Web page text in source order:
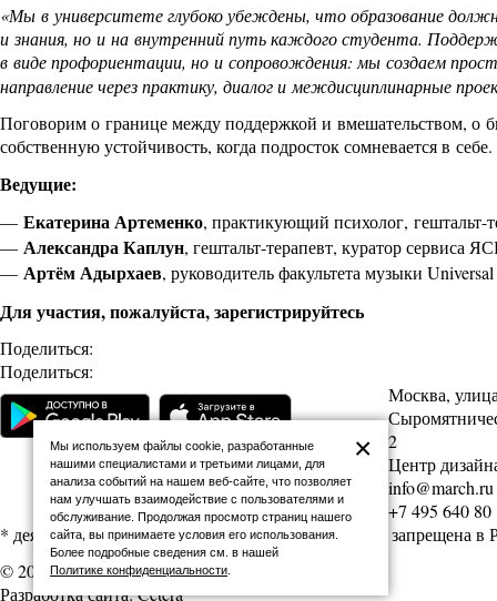
«Мы в университете глубоко убеждены, что образование
и знания, но и на внутренний путь каждого студента.
в виде профориентации, но и сопровождения: мы создаем
направление через практику, диалог и междисциплинарные
Поговорим о границе между поддержкой и вмешательством, о
собственную устойчивость, когда подросток сомневается в себе.
Ведущие:
— Екатерина Артеменко, практикующий психолог,
— Александра Каплун, гештальт-терапевт, куратор сервиса
— Артём Адырхаев, руководитель факультета музыки
Для участия, пожалуйста,зарегистрируйтесь
Поделиться:
Поделиться:
Москва,
2
Центр
info@march.ru
+7 495 640 80
* деятельность Meta (соцсети Facebook и Instagram) запрещена в
© 2026 Архитектурная школа МАРШ
Разработка сайта: Cetera
×
Мы используем файлы cookie, разработанные
нашими специалистами и третьими лицами, для
анализа событий на нашем веб-сайте, что позволяет
нам улучшать взаимодействие с пользователями и
обслуживание. Продолжая просмотр страниц нашего
сайта, вы принимаете условия его использования.
Более подробные сведения см. в нашей
Политике конфиденциальности